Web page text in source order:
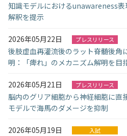
知識モデルにおけるunawareness
解釈を提示
2026年05月22日 プレスリリース
後肢虚血再灌流後のラット脊髄後角
明：「痺れ」のメカニズム解明を目
2026年05月21日 プレスリリース
脳内のグリア細胞から神経細胞に直
モデルで海馬のダメージを抑制
2026年05月19日 入試